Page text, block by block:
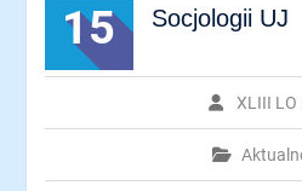
15
Socjologii UJ
XLIII LO